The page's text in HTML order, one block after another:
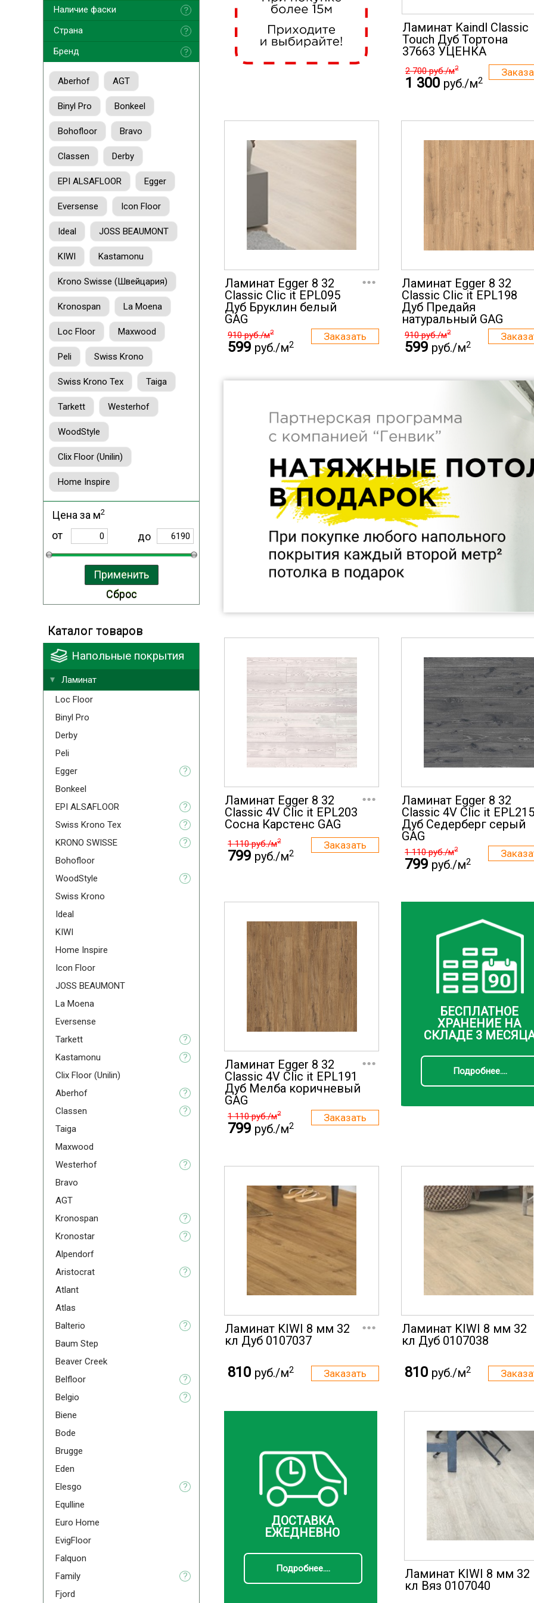
Ламинат Kaindl Classic
Touch Дуб Тортона
37663 УЦЕНКА
2 700руб./м2
1 300 руб./м2
Ламинат Egger 8 32
Classic Clic it EPL095
Дуб Бруклин белый
GAG
...
910руб./м2
599 руб./м2
Ламинат Egger 8 32
Classic Clic it EPL198
Дуб Предайя
натуральный GAG
910руб./м2
599 руб./м2
Ламинат Egger 8 32
Classic 4V Clic it EPL203
Сосна Карстенс GAG
...
1 110руб./м2
799 руб./м2
Ламинат Egger 8 32
Classic 4V Clic it EPL215
Дуб Седерберг серый
GAG
1 110руб./м2
799 руб./м2
Ламинат Egger 8 32
Classic 4V Clic it EPL191
Дуб Мелба коричневый
GAG
...
1 110руб./м2
799 руб./м2
БЕСПЛАТНОЕ
ХРАНЕНИЕ НА
СКЛАДЕ 3
Подробнее....
Ламинат KIWI 8 мм 32
кл Дуб 0107037
...
810 руб./м2
Ламинат KIWI 8 мм 32
кл Дуб 0107038
810 руб./м2
ДОСТАВКА
ЕЖЕДНЕВНО
Подробнее....
Ламинат KIWI 8 мм 32
кл Вяз 0107040
Наличие фаски
Страна
Бренд
Aberhof AGT
Binyl Pro Bonkeel
Bohofloor Bravo
Classen Derby
EPI ALSAFLOOR Egger
Eversense Icon Floor
Ideal JOSS BEAUMONT
KIWI Kastamonu
Krono Swisse (Швейцария)
Kronospan La Moena
Loc Floor Maxwood
Peli Swiss Krono
Swiss Krono Tex Taiga
Tarkett Westerhof
WoodStyle
Clix Floor (Unilin)
Home Inspire
Цена за м2
от до
Каталог товаров
Напольные покрытия
Ламинат
Loc Floor
Binyl Pro
Derby
Peli
Egger
?
Bonkeel
EPI ALSAFLOOR
?
Swiss Krono Tex
?
KRONO SWISSE
?
Bohofloor
WoodStyle
?
Swiss Krono
Ideal
KIWI
Home Inspire
Icon Floor
JOSS BEAUMONT
La Moena
Eversense
Tarkett
?
Kastamonu
?
Clix Floor (Unilin)
Aberhof
?
Classen
?
Taiga
Maxwood
Westerhof
?
Bravo
AGT
Kronospan
?
Kronostar
?
Alpendorf
Aristoсrat
?
Atlant
Atlas
Balterio
?
Baum Step
Beaver Creek
Belfloor
?
Belgio
?
Biene
Bode
Brugge
Eden
Elesgo
?
Equlline
Euro Home
EvigFloor
Falquon
Family
?
Fjord